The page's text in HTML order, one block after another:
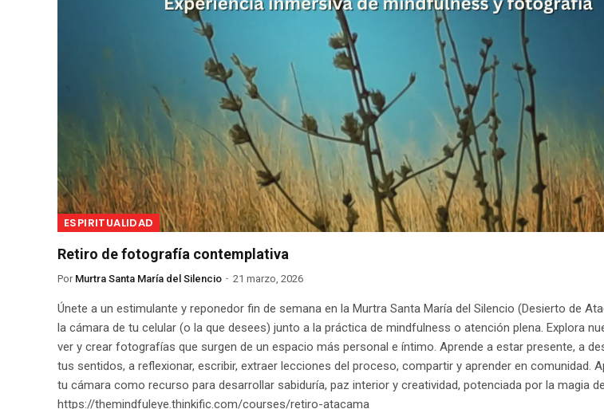
ESPIRITUALIDAD
Retiro de fotografía contemplativa
Por Murtra Santa María del Silencio 21 marzo, 2026
Únete a un estimulante y reponedor fin de semana en la Murtra Santa María del Silencio (Desierto de
la cámara de tu celular (o la que desees) junto a la práctica de mindfulness o atención plena. Explora
ver y crear fotografías que surgen de un espacio más personal e íntimo. Aprende a estar presente, a
tus sentidos, a reflexionar, escribir, extraer lecciones del proceso, compartir y aprender en comunidad.
tu cámara como recurso para desarrollar sabiduría, paz interior y creatividad, potenciada por la magia
https://themindfuleye.thinkific.com/courses/retiro-atacama